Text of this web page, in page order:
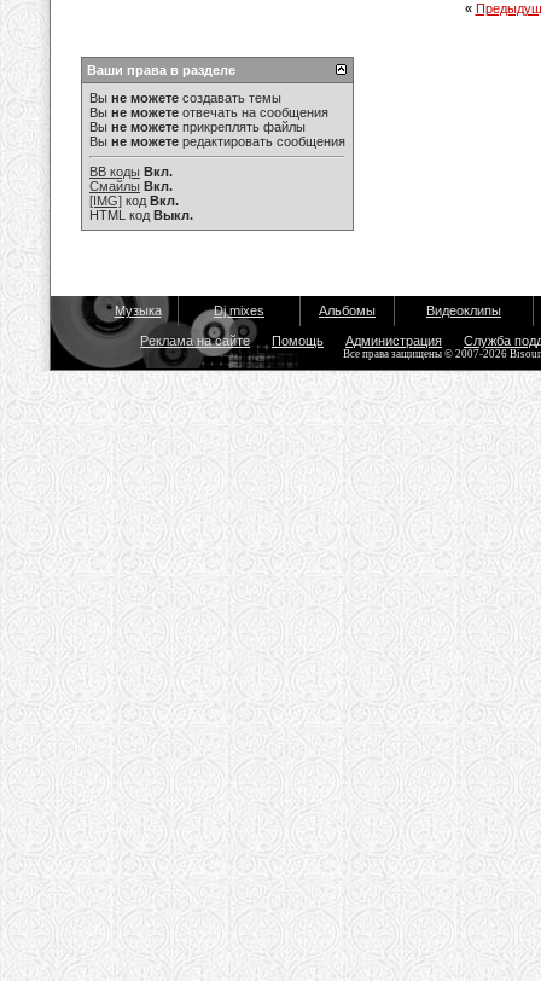
«
Ваши права в разделе
Вы не можете создавать темы
Вы не можете отвечать на сообщения
Вы не можете прикреплять файлы
Вы не можете редактировать сообщения
BB коды Вкл.
Смайлы Вкл.
[IMG] код Вкл.
HTML код Выкл.
Музыка Dj mixes Альбомы Видеоклипы
Реклама на сайте Помощь Администрация Служба
Все права защищены © 2007-2026